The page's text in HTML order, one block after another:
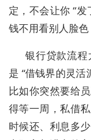
定，不会让你 “
钱不用看别人脸色
银行贷款流
是 “借钱界的灵活
比如你突然要给
得等一周，私借
时候还、利息多